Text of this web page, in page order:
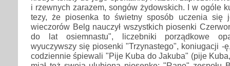
i rzewnych zarazem, songów żydowskich. I w ogóle
tezy, że piosenka to świetny sposób uczenia się
wieczorów Belg nauczył wszystkich piosenki
do lat osiemnastu", liczebniki porządkowe
wyuczywszy się piosenki "Trzynastego", koniugacji -
codziennie śpiewali "Pije Kuba do Jakuba" (pije